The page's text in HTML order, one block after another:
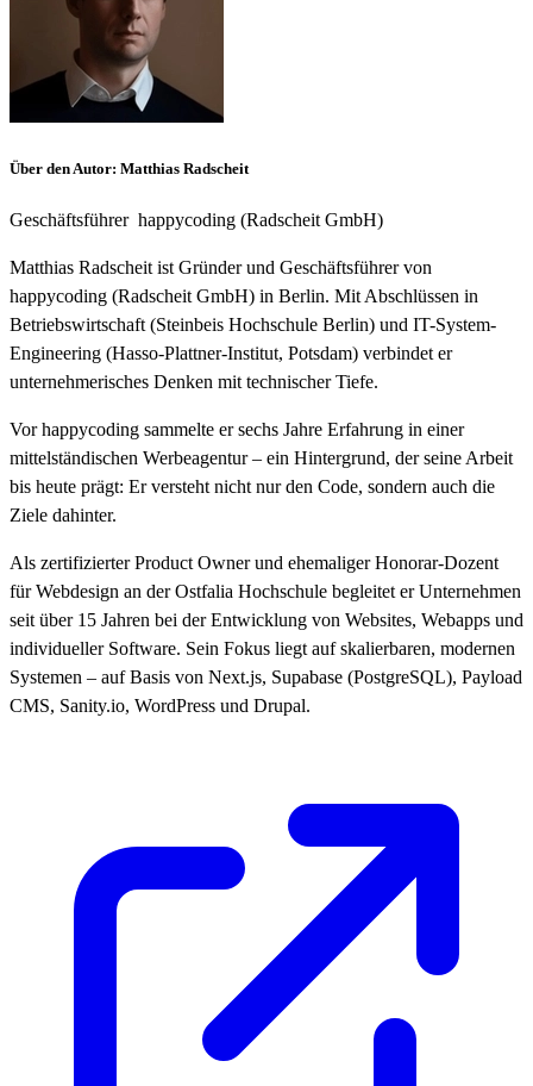
Über den Autor: Matthias Radscheit
Geschäftsführer happycoding (Radscheit GmbH)
Matthias Radscheit ist Gründer und Geschäftsführer von
happycoding (Radscheit GmbH) in Berlin. Mit Abschlüssen in
Betriebswirtschaft (Steinbeis Hochschule Berlin) und IT-System-
Engineering (Hasso-Plattner-Institut, Potsdam) verbindet er
unternehmerisches Denken mit technischer Tiefe.
Vor happycoding sammelte er sechs Jahre Erfahrung in einer
mittelständischen Werbeagentur – ein Hintergrund, der seine Arbeit
bis heute prägt: Er versteht nicht nur den Code, sondern auch die
Ziele dahinter.
Als zertifizierter Product Owner und ehemaliger Honorar-Dozent
für Webdesign an der Ostfalia Hochschule begleitet er Unternehmen
seit über 15 Jahren bei der Entwicklung von Websites, Webapps und
individueller Software. Sein Fokus liegt auf skalierbaren, modernen
Systemen – auf Basis von Next.js, Supabase (PostgreSQL), Payload
CMS, Sanity.io, WordPress und Drupal.